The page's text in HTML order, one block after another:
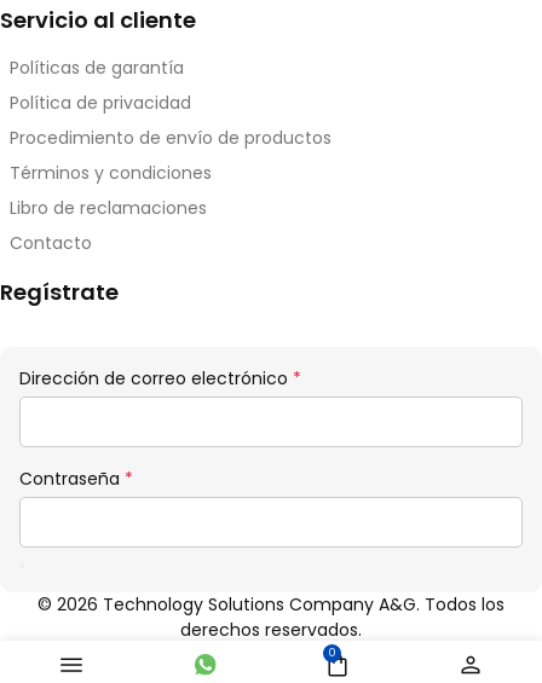
Servicio al cliente
Políticas de garantía
Política de privacidad
Procedimiento de envío de productos
Términos y condiciones
Libro de reclamaciones
Contacto
Regístrate
Dirección de correo electrónico *
Contraseña *
© 2026 Technology Solutions Company A&G. Todos los
derechos reservados.
0